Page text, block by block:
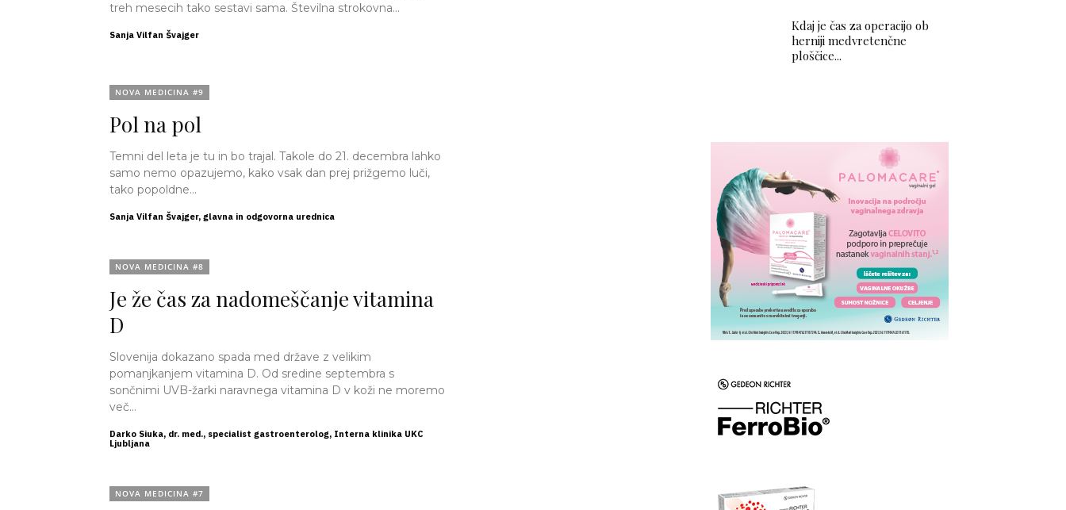
treh mesecih tako sestavi sama. Številna strokovna...
Sanja Vilfan Švajger
NOVA MEDICINA #9
Pol na pol
Temni del leta je tu in bo trajal. Takole do 21. decembra lahko
samo nemo opazujemo, kako vsak dan prej prižgemo luči,
tako popoldne...
Sanja Vilfan Švajger, glavna in odgovorna urednica
NOVA MEDICINA #8
Je že čas za nadomeščanje vitamina
D
Slovenija dokazano spada med države z velikim
pomanjkanjem vitamina D. Od sredine septembra s
sončnimi UVB-žarki naravnega vitamina D v koži ne moremo
več...
Darko Siuka, dr. med., specialist gastroenterolog, Interna klinika UKC
Ljubljana
NOVA MEDICINA #7
Kdaj je čas za operacijo ob
herniji medvretenčne
ploščice...